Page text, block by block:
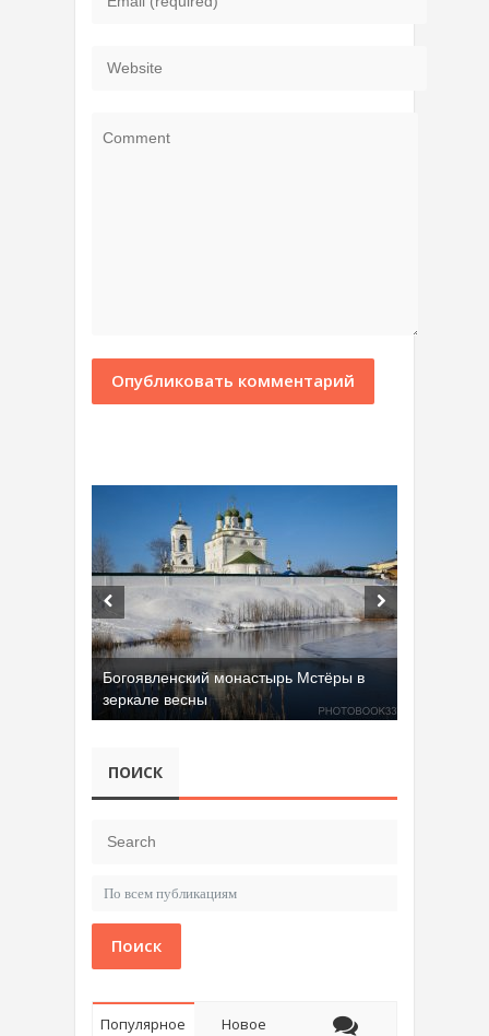
Богоявленский монастырь Мстёры в
зеркале весны
ПОИСК
Поиск
Популярное Новое